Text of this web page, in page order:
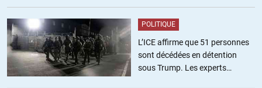
POLITIQUE
L’ICE affirme que 51 personnes
sont décédées en détention
sous Trump. Les experts